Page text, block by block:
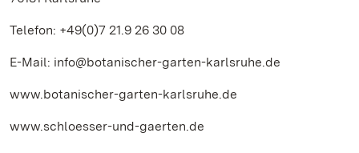
Telefon: +49(0)7 21.9 26 30 08
E-Mail: info@botanischer-garten-karlsruhe.de
www.botanischer-garten-karlsruhe.de
www.schloesser-und-gaerten.de